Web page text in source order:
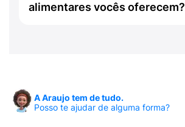
alimentares vocês oferecem?
A Araujo tem de tudo.
Posso te ajudar de alguma forma?